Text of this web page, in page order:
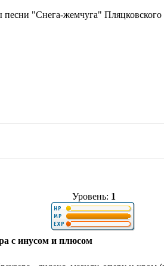
"Снега-жемчуга" Пляцковского
Уровень: 1
с инусом и плюсом